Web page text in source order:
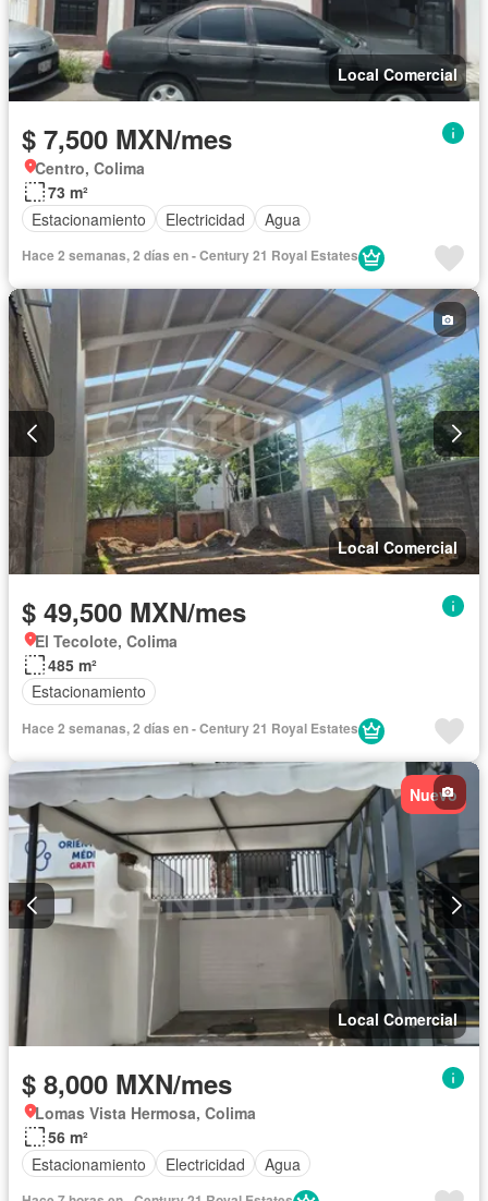
Local Comercial
$ 7,500 MXN/mes
Centro, Colima
73 m²
Estacionamiento
Electricidad Agua
Hace 2 semanas, 2 días en - Century 21 Royal Estates
Local Comercial
$ 49,500 MXN/mes
El Tecolote, Colima
485 m²
Estacionamiento
Hace 2 semanas, 2 días en - Century 21 Royal Estates
Nuevo
Local Comercial
$ 8,000 MXN/mes
Lomas Vista Hermosa, Colima
56 m²
Estacionamiento
Electricidad Agua